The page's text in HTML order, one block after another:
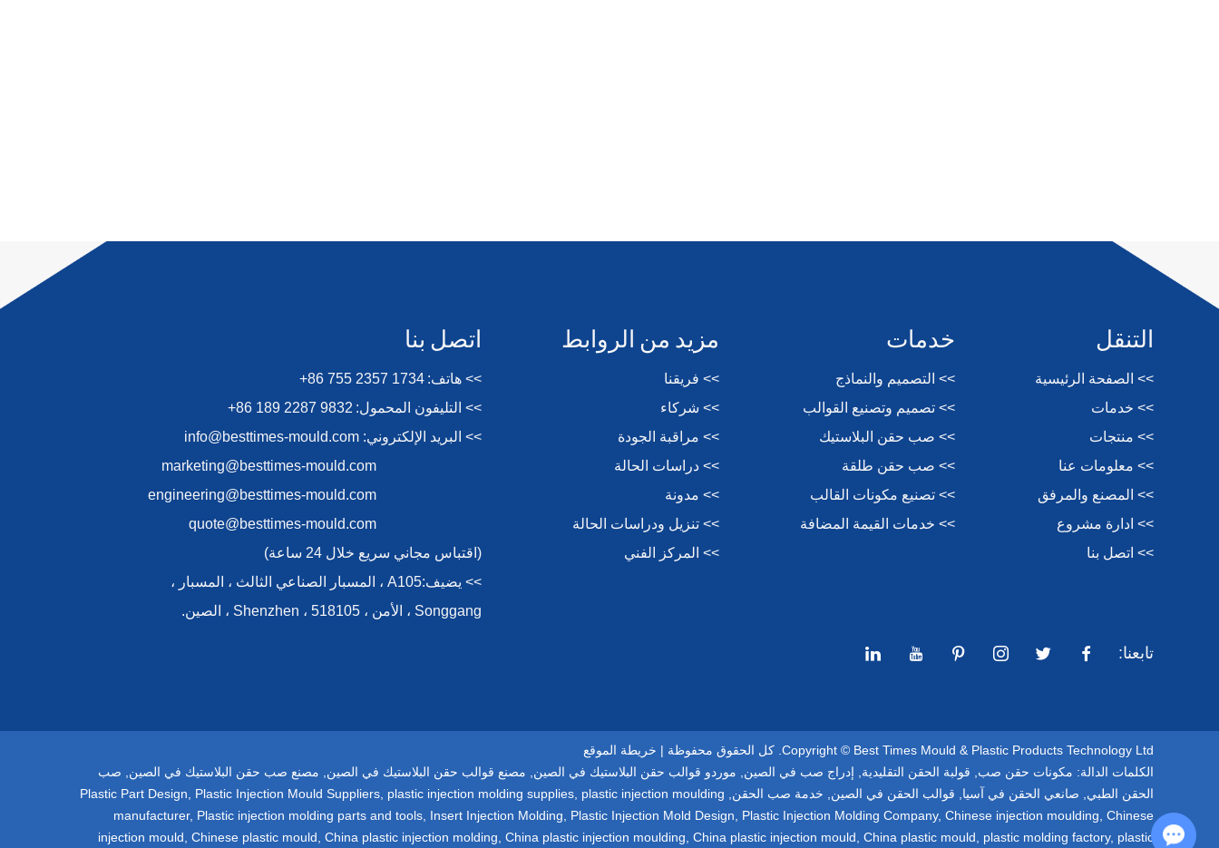
التنقل
>> الصفحة الرئيسية
>> خدمات
>> منتجات
>> معلومات عنا
>> المصنع والمرفق
>> ادارة مشروع
>> اتصل بنا
خدمات
>> التصميم والنماذج
>> تصميم وتصنيع القوالب
>> صب حقن البلاستيك
>> صب حقن طلقة
>> تصنيع مكونات القالب
>> خدمات القيمة المضافة
مزيد من الروابط
>> فريقنا
>> شركاء
>> مراقبة الجودة
>> دراسات الحالة
>> مدونة
>> تنزيل ودراسات الحالة
>> المركز الفني
اتصل بنا
>> هاتف: +86 755 2357 1734
>> التليفون المحمول: +86 189 2287 9832
>> البريد الإلكتروني:info@besttimes-mould.com
marketing@besttimes-mould.com
engineering@besttimes-mould.com
quote@besttimes-mould.com
(اقتباس مجاني سريع خلال 24 ساعة)
>> يضيف:A105 ، المسبار الصناعي الثالث ، المسبار ،
Songgang ، الأمن ، Shenzhen ، 518105 ، الصين.
تابعنا:
Copyright © Best Times Mould & Plastic Products Technology Ltd. كل الحقوق محفوظة |
خريطة الموقع
الكلمات الدالة: مكونات حقن صب قولبة الحقن التقليدية إدراج صب في الصين موردو قوالب حقن البلاستيك في الصين مصنع قوالب حقن البلاستيك في الصين مصنع صب حقن البلاستيك في الصين
صب
الحقن الطبي
صانعي الحقن في آسيا قوالب الحقن في الصين خدمة صب الحقن Plastic Part Design Plastic Injection Mould Suppliers plastic injection molding supplies plastic injection moulding
manufacturer, Plastic injection molding parts and tools Insert Injection Molding Plastic Injection Mold Design Plastic Injection Molding Company, Chinese injection moulding Chinese
injection mould Chinese plastic mould China plastic injection molding China plastic injection moulding China plastic injection mould China plastic mould plastic molding factory, plastic
Chat with Us